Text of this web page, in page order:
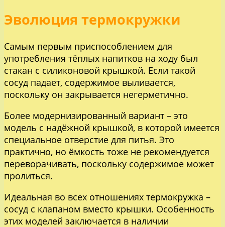
Эволюция термокружки
Самым первым приспособлением для
употребления тёплых напитков на ходу был
стакан с силиконовой крышкой. Если такой
сосуд падает, содержимое выливается,
поскольку он закрывается негерметично.
Более модернизированный вариант – это
модель с надёжной крышкой, в которой имеется
специальное отверстие для питья. Это
практично, но ёмкость тоже не рекомендуется
переворачивать, поскольку содержимое может
пролиться.
Идеальная во всех отношениях термокружка –
сосуд с клапаном вместо крышки. Особенность
этих моделей заключается в наличии